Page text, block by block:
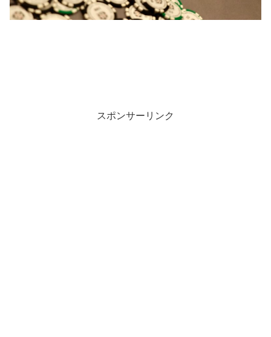
スポンサーリンク